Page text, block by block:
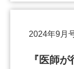
2024年9月
『医師